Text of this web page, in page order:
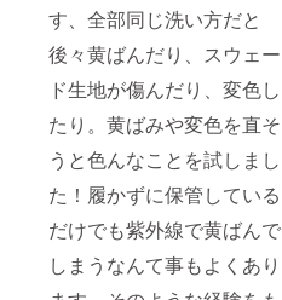
す、全部同じ洗い方だと
後々黄ばんだり、スウェー
ド生地が傷んだり、変色し
たり。黄ばみや変色を直そ
うと色んなことを試しまし
た！履かずに保管している
だけでも紫外線で黄ばんで
しまうなんて事もよくあり